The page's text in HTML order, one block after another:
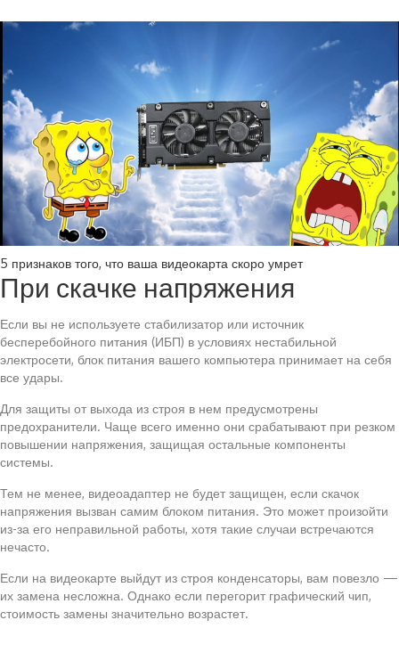
5 признаков того, что ваша видеокарта скоро умрет
При скачке напряжения
Если вы не используете стабилизатор или источник
бесперебойного питания (ИБП) в условиях нестабильной
электросети, блок питания вашего компьютера принимает на себя
все удары.
Для защиты от выхода из строя в нем предусмотрены
предохранители. Чаще всего именно они срабатывают при резком
повышении напряжения, защищая остальные компоненты
системы.
Тем не менее, видеоадаптер не будет защищен, если скачок
напряжения вызван самим блоком питания. Это может произойти
из-за его неправильной работы, хотя такие случаи встречаются
нечасто.
Если на видеокарте выйдут из строя конденсаторы, вам повезло —
их замена несложна. Однако если перегорит графический чип,
стоимость замены значительно возрастет.